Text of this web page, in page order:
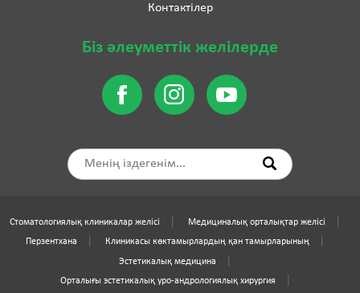
Контактілер
Біз әлеуметтік желілерде
Стоматологиялық клиникалар желісі Медициналық орталықтар желісі
Перзентхана Клиникасы көктамырлардың қан тамырларының
Эстетикалық медицина
Орталығы эстетикалық уро-андрологиялық хирургия